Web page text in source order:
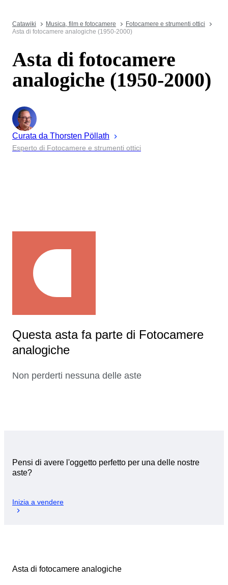
Catawiki Musica, film e fotocamere
Fotocamere e strumenti ottici
Asta di fotocamere analogiche (1950-2000)
Asta di fotocamere
analogiche (1950-2000)
Curata da Thorsten Pöllath
Esperto di Fotocamere e strumenti ottici
Questa asta fa parte di Fotocamere
analogiche
Non perderti nessuna delle aste
Pensi di avere l'oggetto perfetto per una delle nostre
aste?
Inizia a vendere
Asta di fotocamere analogiche